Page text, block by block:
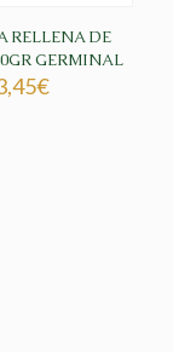
RELLENA DE
GERMINAL
€